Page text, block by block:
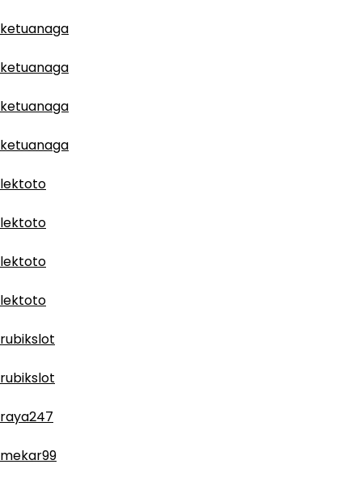
ketuanaga
ketuanaga
ketuanaga
ketuanaga
lektoto
lektoto
lektoto
lektoto
rubikslot
rubikslot
raya247
mekar99